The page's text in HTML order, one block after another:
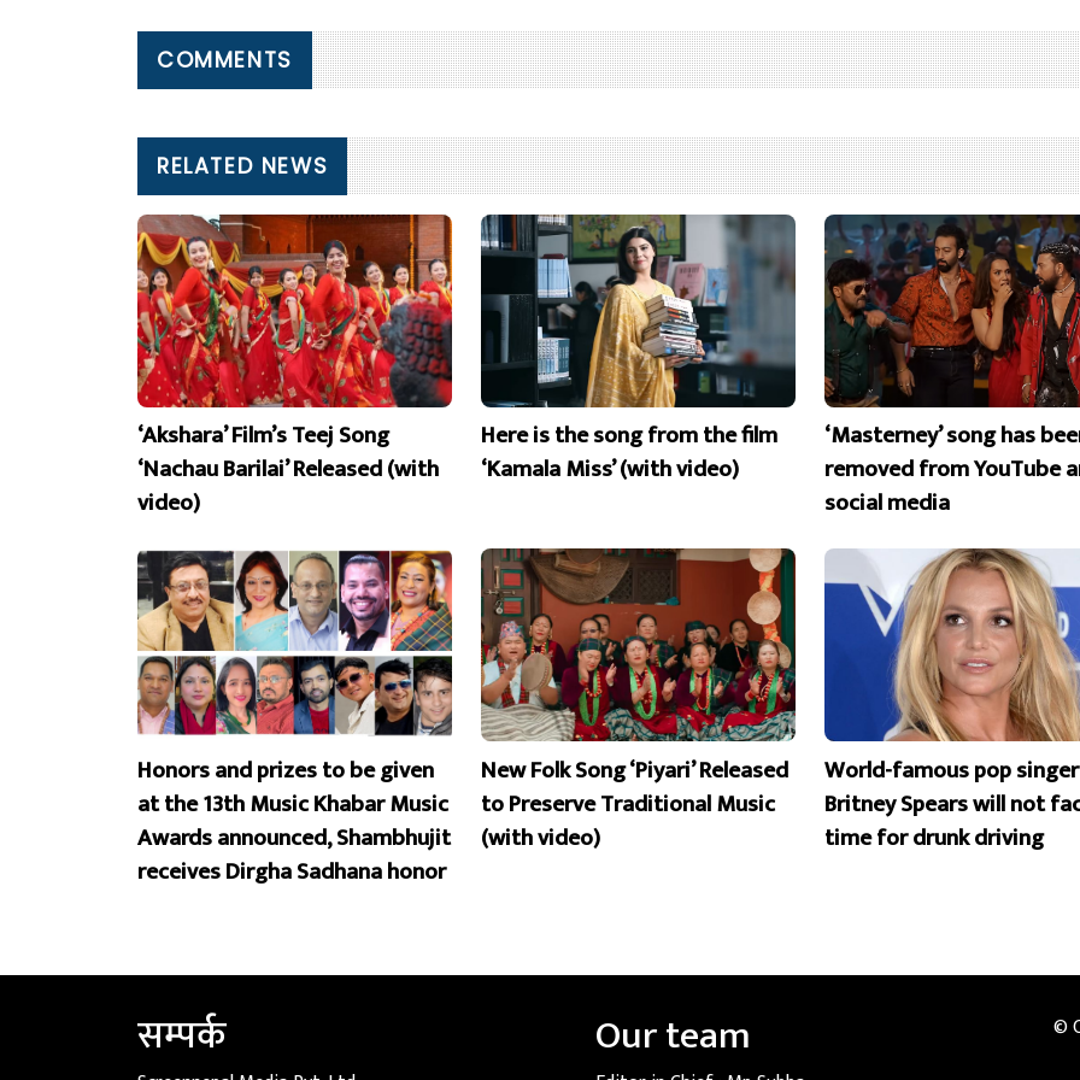
COMMENTS
RELATED NEWS
‘Akshara’ Film’s Teej Song
‘Nachau Barilai’ Released (with
video)
Here is the song from the film
‘Kamala Miss’ (with video)
‘Masterney’ song has
removed from YouTube
social media
Honors and prizes to be given
at the 13th Music Khabar Music
Awards announced, Shambhujit
receives Dirgha Sadhana honor
New Folk Song ‘Piyari’ Released
to Preserve Traditional Music
(with video)
World-famous pop singer
Britney Spears will not
time for drunk driving
सम्पर्क Our team ©